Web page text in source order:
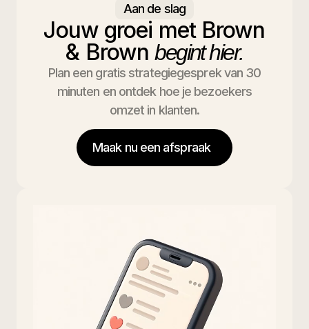
Aan de slag
Jouw groei met Brown
& Brownbegint hier.
Plan een gratis strategiegesprek van 30
minuten en ontdek hoe je bezoekers
omzet in klanten.
Maak nu een afspraak